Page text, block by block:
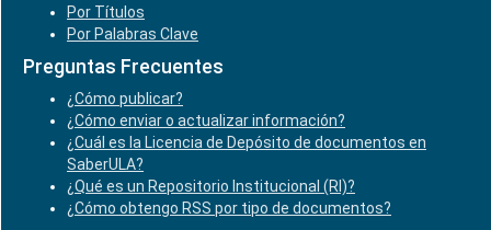
Por Títulos
Por Palabras Clave
Preguntas Frecuentes
¿Cómo publicar?
¿Cómo enviar o actualizar información?
¿Cuál es la Licencia de Depósito de documentos en
SaberULA?
¿Qué es un Repositorio Institucional (RI)?
¿Cómo obtengo RSS por tipo de documentos?